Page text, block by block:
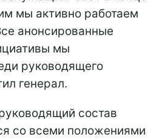
мы активно работаем
анонсированные
мы
руководящего
генерал.
состав
со всеми положениями